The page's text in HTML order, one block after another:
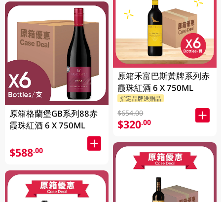
原箱格蘭堡GB系列88赤
霞珠紅酒 6 X 750ML
$588.00
原箱禾富巴斯黃牌系列赤
霞珠紅酒 6 X 750ML
指定品牌送贈品
$654.00
$320.00